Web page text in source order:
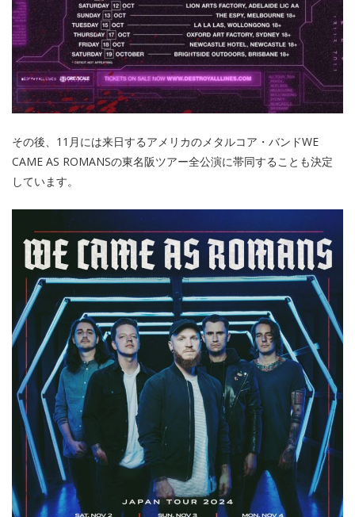
その後、11月には来日するアメリカのメタルコア・バンドWE
CAME AS ROMANSの東名阪ツアー全公演に帯同することも決定
しています。